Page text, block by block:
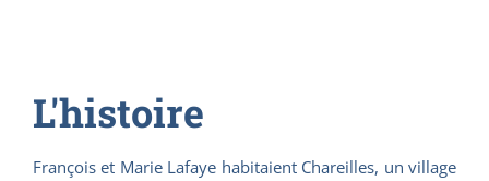
L'histoire
François et Marie Lafaye habitaient Chareilles, un village